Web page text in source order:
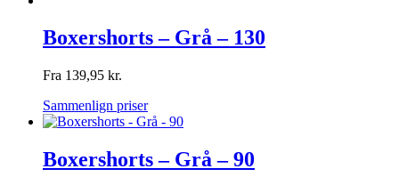
Boxershorts – Grå – 130
Fra 139,95 kr.
Sammenlign priser
Boxershorts – Grå – 90